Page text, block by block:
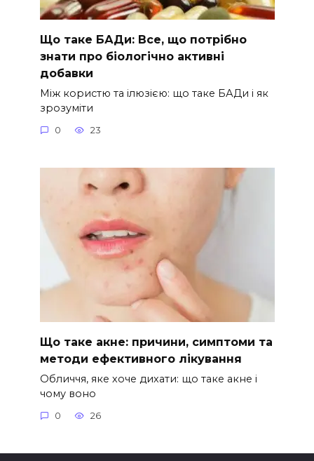
Що таке БАДи: Все, що потрібно
знати про біологічно активні
добавки
Між користю та ілюзією: що таке БАДи і як
зрозуміти
0 23
Що таке акне: причини, симптоми та
методи ефективного лікування
Обличчя, яке хоче дихати: що таке акне і
чому воно
0 26